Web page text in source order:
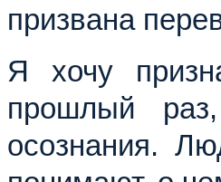
призвана
Я хочу
прошлый
осознания.